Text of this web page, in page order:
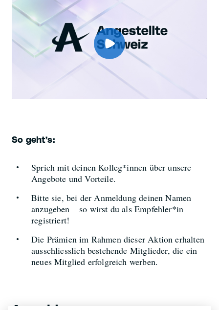
So geht’s:
Sprich mit deinen Kolleg*innen über unsere
Angebote und Vorteile.
Bitte sie, bei der Anmeldung deinen Namen
anzugeben – so wirst du als Empfehler*in
registriert!
Die Prämien im Rahmen dieser Aktion erhalten
ausschliesslich bestehende Mitglieder, die ein
neues Mitglied erfolgreich werben.